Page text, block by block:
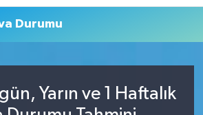
Durumu
Yarın ve 1 Haftalık
Durumu ve Fikstür